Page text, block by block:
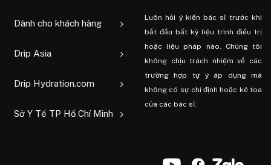
Dành cho khách hàng
Drip Asia
Drip Hydration.com
Sở Y Tế TP Hồ Chí Minh
Luôn hỏi ý kiến ​​bác sĩ trước khi
bắt đầu bất kỳ liệu trình điều trị
hoặc liệu pháp nào. Chúng tôi
không chịu trách nhiệm về các
trường hợp tự ý áp dụng mà
không có sự chỉ định hoặc kê toa
của các bác sĩ.